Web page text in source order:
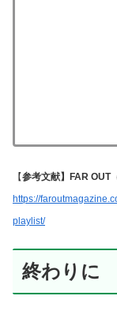
【参考文献】FAR OUT
https://
playlist/
終わりに